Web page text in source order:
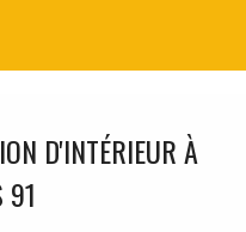
D'INTÉRIEUR À
91